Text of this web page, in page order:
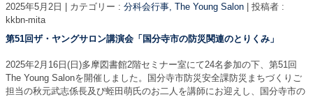
2025年5月2日 | カテゴリー : 分科会行事, The Young Salon | 投稿者 :
kkbn-mita
第51回ザ・ヤングサロン講演会「国分寺市の防災関連のとりくみ」
2025年2月16日(日)多摩図書館2階セミナー室にて24名参加の下、第51回
The Young Salonを開催しました。国分寺市防災安全課防災まちづくりご
担当の秋元武志係長及び蛭田萌氏のお二人を講師にお迎えし、国分寺市の